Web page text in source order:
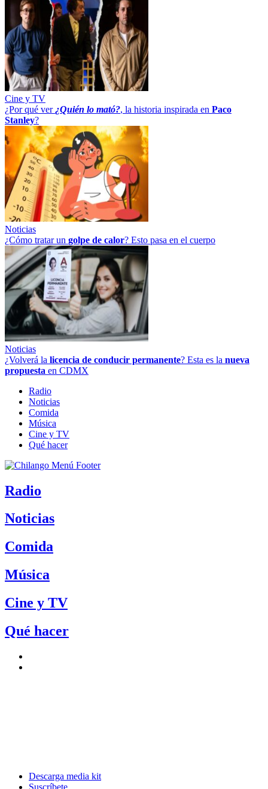
Cine y TV
¿Por qué ver ¿Quién lo mató?, la historia inspirada en Paco
Stanley?
Noticias
¿Cómo tratar un golpe de calor? Esto pasa en el cuerpo
Noticias
¿Volverá la licencia de conducir permanente? Esta es la nueva
propuesta en CDMX
Radio
Noticias
Comida
Música
Cine y TV
Qué hacer
Radio
Noticias
Comida
Música
Cine y TV
Qué hacer
Descarga media kit
Suscríbete